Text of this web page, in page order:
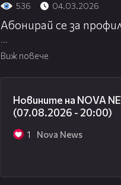
536 04.03.2026
Абонирай се за
Посети официалния
Гледай NOVA NEWS
Виж повече
Новините на NOVA
(07.08.2026 - 20:00)
1 Nova News